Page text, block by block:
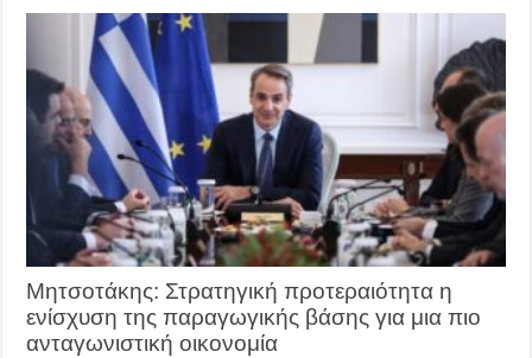
Μητσοτάκης: Στρατηγική προτεραιότητα η
ενίσχυση της παραγωγικής βάσης για μια πιο
ανταγωνιστική οικονομία